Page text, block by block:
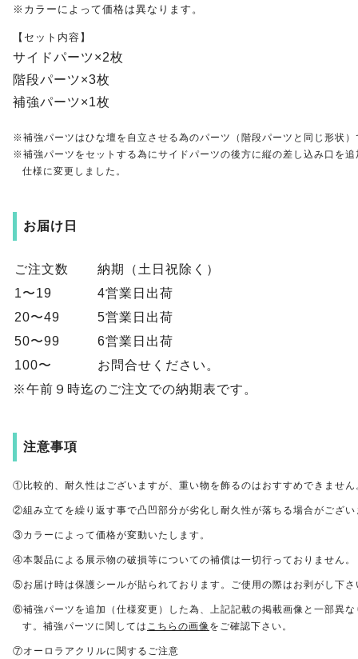
※カラーによって価格は異なります。
【セット内容】
サイドパーツ×2枚
階段パーツ×3枚
補強パーツ×1枚
※補強パーツはひな壇を自立させる為のパーツ（階段パーツと同じ形状）
※補強パーツをセットする為にサイドパーツの後方に縦の差し込み口を追
仕様に変更しました。
お届け日
ご注文数
納期（土日祝除く）
1〜19
4営業日出荷
20〜49
5営業日出荷
50〜99
6営業日出荷
100〜
お問合せください。
※午前９時迄のご注文での納期表です。
注意事項
①比較的、耐久性はございますが、重い物を飾るのはおすすめできません
②組み立てを繰り返す事で凸凹部分が劣化し耐久性が落ちる場合がござい
③カラーによって価格が変動いたします。
④本製品による展示物の破損等についての補償は一切行っておりません。
⑤お届け時は保護シールが貼られております。ご使用の際はお剥がし下さ
⑥補強パーツを追加（仕様変更）した為、上記記載の掲載画像と一部異な
す。補強パーツに関しては こちらの画像 をご確認下さい。
⑦オーロラアクリルに関するご注意